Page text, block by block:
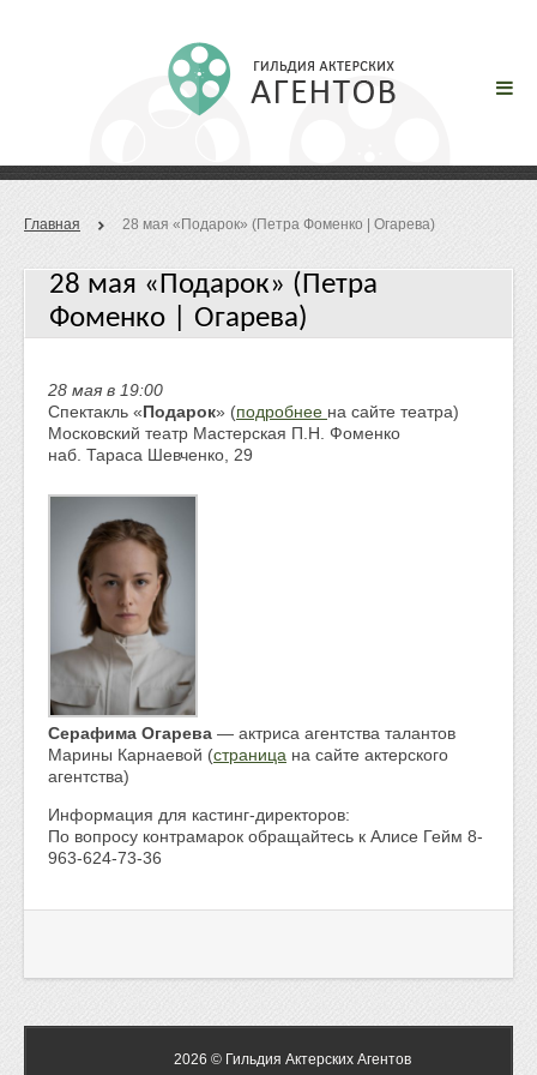
Главная 28 мая «Подарок» (Петра Фоменко | Огарева)
28 мая «Подарок» (Петра
Фоменко | Огарева)
28 мая в 19:00
Спектакль «Подарок» (подробнее на сайте театра)
Московский театр Мастерская П.Н. Фоменко
наб. Тараса Шевченко, 29
Серафима Огарева — актриса агентства талантов
Марины Карнаевой (страница на сайте актерского
агентства)
Информация для кастинг-директоров:
По вопросу контрамарок обращайтесь к Алисе Гейм 8-
963-624-73-36
2026 © Гильдия Актерских Агентов